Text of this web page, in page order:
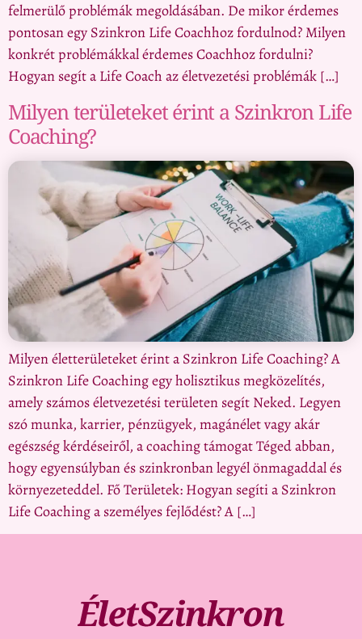
felmerülő problémák megoldásában. De mikor érdemes
pontosan egy Szinkron Life Coachhoz fordulnod? Milyen
konkrét problémákkal érdemes Coachhoz fordulni?
Hogyan segít a Life Coach az életvezetési problémák […]
Milyen területeket érint a Szinkron Life
Coaching?
Milyen életterületeket érint a Szinkron Life Coaching? A
Szinkron Life Coaching egy holisztikus megközelítés,
amely számos életvezetési területen segít Neked. Legyen
szó munka, karrier, pénzügyek, magánélet vagy akár
egészség kérdéseiről, a coaching támogat Téged abban,
hogy egyensúlyban és szinkronban legyél önmagaddal és
környezeteddel. Fő Területek: Hogyan segíti a Szinkron
Life Coaching a személyes fejlődést? A […]